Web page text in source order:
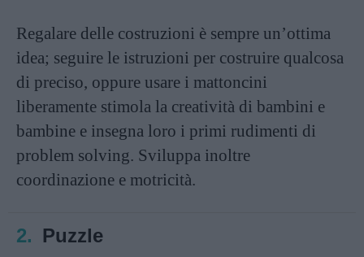
Regalare delle costruzioni è sempre un’ottima
idea; seguire le istruzioni per costruire qualcosa
di preciso, oppure usare i mattoncini
liberamente stimola la creatività di bambini e
bambine e insegna loro i primi rudimenti di
problem solving. Sviluppa inoltre
coordinazione e motricità.
2. Puzzle